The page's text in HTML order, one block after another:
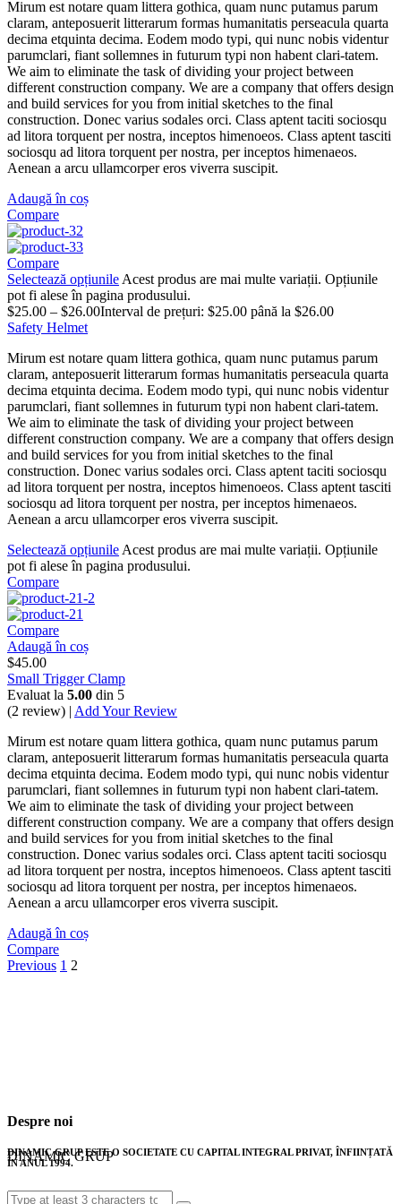
Mirum est notare quam littera gothica, quam nunc putamus parum
claram, anteposuerit litterarum formas humanitatis perseacula quarta
decima etquinta decima. Eodem modo typi, qui nunc nobis videntur
parumclari, fiant sollemnes in futurum typi non habent clari-tatem.
We aim to eliminate the task of dividing your project between
different construction company. We are a company that offers design
and build services for you from initial sketches to the final
construction. Donec varius sodales orci. Class aptent taciti sociosqu
ad litora torquent per nostra, inceptos himenoeos. Class aptent tasciti
sociosqu ad litora torquent per nostra, per inceptos himenaeos.
Aenean a arcu ullamcorper eros viverra suscipit.
Adaugă în coș
Compare
Compare
Selectează opțiunile Acest produs are mai multe variații. Opțiunile
pot fi alese în pagina produsului.
$25.00 – $26.00Interval de prețuri: $25.00 până la $26.00
Safety Helmet
Mirum est notare quam littera gothica, quam nunc putamus parum
claram, anteposuerit litterarum formas humanitatis perseacula quarta
decima etquinta decima. Eodem modo typi, qui nunc nobis videntur
parumclari, fiant sollemnes in futurum typi non habent clari-tatem.
We aim to eliminate the task of dividing your project between
different construction company. We are a company that offers design
and build services for you from initial sketches to the final
construction. Donec varius sodales orci. Class aptent taciti sociosqu
ad litora torquent per nostra, inceptos himenoeos. Class aptent tasciti
sociosqu ad litora torquent per nostra, per inceptos himenaeos.
Aenean a arcu ullamcorper eros viverra suscipit.
Selectează opțiunile Acest produs are mai multe variații. Opțiunile
pot fi alese în pagina produsului.
Compare
Compare
Adaugă în coș
$45.00
Small Trigger Clamp
Evaluat la 5.00 din 5
(2 review) | Add Your Review
Mirum est notare quam littera gothica, quam nunc putamus parum
claram, anteposuerit litterarum formas humanitatis perseacula quarta
decima etquinta decima. Eodem modo typi, qui nunc nobis videntur
parumclari, fiant sollemnes in futurum typi non habent clari-tatem.
We aim to eliminate the task of dividing your project between
different construction company. We are a company that offers design
and build services for you from initial sketches to the final
construction. Donec varius sodales orci. Class aptent taciti sociosqu
ad litora torquent per nostra, inceptos himenoeos. Class aptent tasciti
sociosqu ad litora torquent per nostra, per inceptos himenaeos.
Aenean a arcu ullamcorper eros viverra suscipit.
Adaugă în coș
Compare
Previous 1 2
Despre noi
DINAMIC GRUP
DINAMIC GRUP ESTE O SOCIETATE CU CAPITAL INTEGRAL PRIVAT, ÎNFIINȚATĂ
ÎN ANUL 1994.